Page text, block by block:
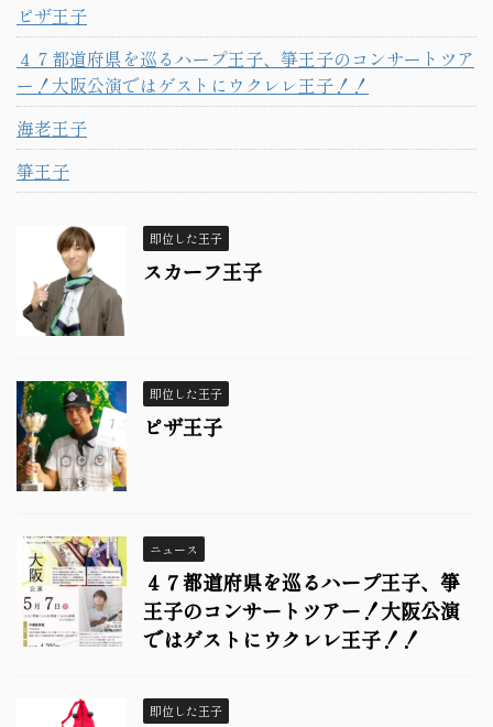
ピザ王子
４７都道府県を巡るハープ王子、箏王子のコンサートツア
ー！大阪公演ではゲストにウクレレ王子！！
海老王子
箏王子
即位した王子
スカーフ王子
即位した王子
ピザ王子
ニュース
４７都道府県を巡るハープ王子、箏
王子のコンサートツアー！大阪公演
ではゲストにウクレレ王子！！
即位した王子